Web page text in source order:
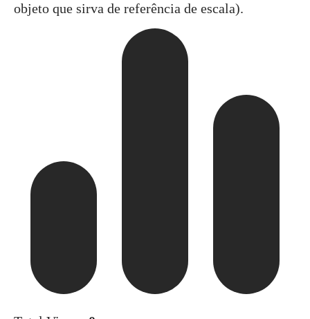
objeto que sirva de referência de escala).